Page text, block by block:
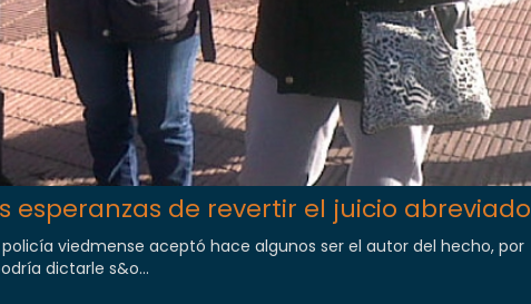
esperanzas de revertir el juicio abreviado
viedmense aceptó hace algunos ser el autor del hecho, por
dictarle s&o...